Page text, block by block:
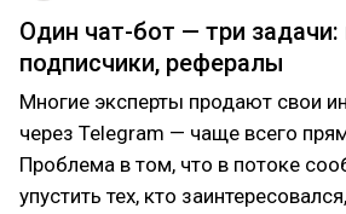
Один чат-бот — три
подписчики, рефералы
Многие эксперты продают свои
через Telegram — чаще всего
Проблема в том, что в потоке
упустить тех, кто